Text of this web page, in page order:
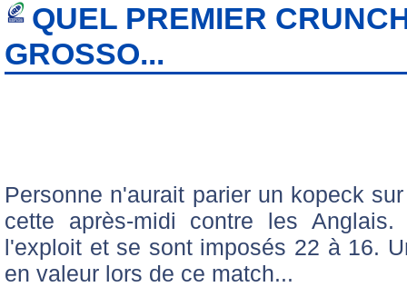
QUEL PREMIER
GROSSO...
Personne n'aurait parier un kopeck
cette après-midi contre les
l'exploit et se sont imposés 22 à 16.
en valeur lors de ce match...